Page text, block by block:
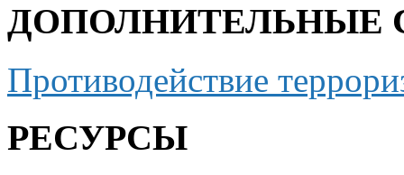
ДОПОЛНИТЕЛЬНЫЕ
Противодействие
РЕСУРСЫ